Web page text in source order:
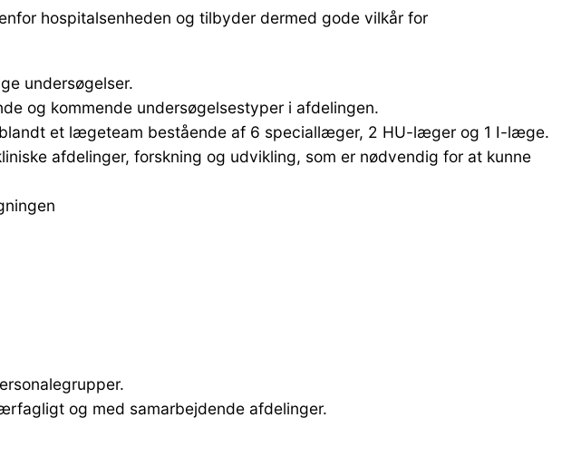
hospitalsenheden og tilbyder dermed gode vilkår for
undersøgelser.
og kommende undersøgelsestyper i afdelingen.
et lægeteam bestående af 6 speciallæger, 2 HU-læger og 1 I-læge.
afdelinger, forskning og udvikling, som er nødvendig for at kunne
og med samarbejdende afdelinger.